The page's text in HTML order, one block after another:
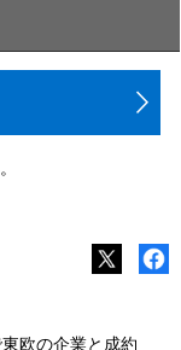
欧の企業と成約